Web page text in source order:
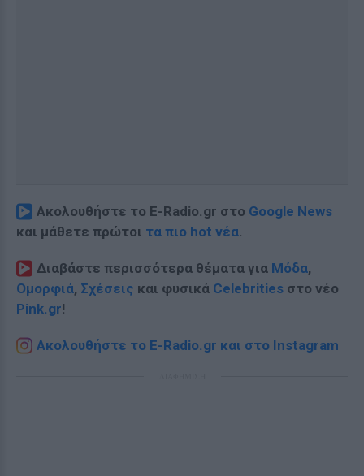
Ακολουθήστε το E-Radio.gr στο Google News
και μάθετε πρώτοι τα πιο hot νέα.
Διαβάστε περισσότερα θέματα για Μόδα,
Ομορφιά, Σχέσεις και φυσικά Celebrities στο νέο
Pink.gr!
Ακολουθήστε το E-Radio.gr και στο Instagram